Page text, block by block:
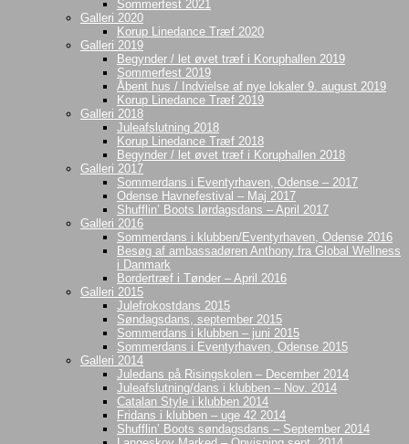
Sommerfest 2021
Galleri 2020
Korup Linedance Træf 2020
Galleri 2019
Begynder / let øvet træf i Koruphallen 2019
Sommerfest 2019
Åbent hus / Indvielse af nye lokaler 9. august 2019
Korup Linedance Træf 2019
Galleri 2018
Juleafslutning 2018
Korup Linedance Træf 2018
Begynder / let øvet træf i Koruphallen 2018
Galleri 2017
Sommerdans i Eventyrhaven, Odense – 2017
Odense Havnefestival – Maj 2017
Shufflin’ Boots lørdagsdans – April 2017
Galleri 2016
Sommerdans i klubben/Eventyrhaven, Odense 2016
Besøg af ambassadøren Anthony fra Global Wellness
i Danmark
Bordertræf i Tønder – April 2016
Galleri 2015
Julefrokostdans 2015
Søndagsdans, september 2015
Sommerdans i klubben – juni 2015
Sommerdans i Eventyrhaven, Odense 2015
Galleri 2014
Juledans på Risingskolen – December 2014
Juleafslutning/dans i klubben – Nov. 2014
Catalan Style i klubben 2014
Fridans i klubben – uge 42 2014
Shufflin’ Boots søndagsdans – September 2014